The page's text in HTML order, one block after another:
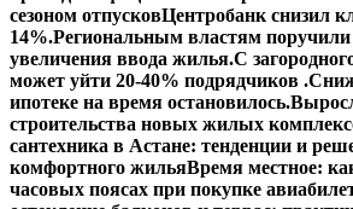
сезоном отпусковЦентробанк снизил
14%.Региональным властям
увеличения ввода жилья.С
может уйти 20-40% подрядчиков .
ипотеке на время остановилось.
строительства новых жилых
сантехника в Астане: тенденции и
комфортного жильяВремя местное:
часовых поясах при покупке